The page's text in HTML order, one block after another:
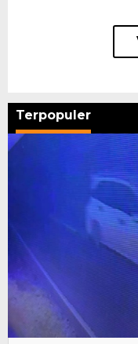
Terpopuler